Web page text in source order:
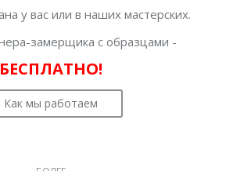
у вас или в наших мастерских.
замерщика с образцами -
БЕСПЛАТНО!
Как мы работаем